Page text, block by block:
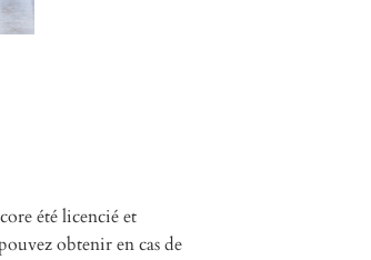
été licencié et
obtenir en cas de